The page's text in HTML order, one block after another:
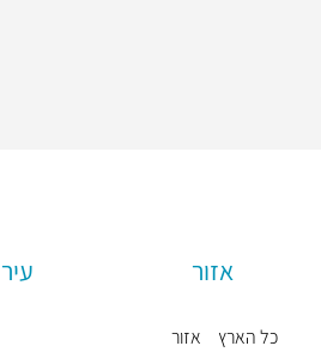
אזור
כל הארץ
אזור
עיר